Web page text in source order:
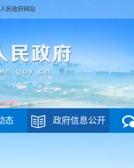
民政府网站
态 政府信息公开